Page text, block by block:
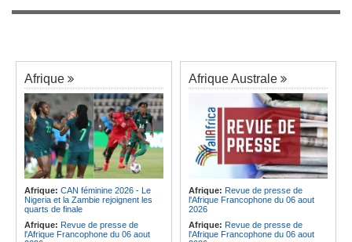
Afrique
Afrique: CAN féminine 2026 - Le
Nigeria et la Zambie rejoignent les
quarts de finale
Afrique: Revue de presse de
l'Afrique Francophone du 06 aout
Afrique Australe
Afrique: Revue de presse de
l'Afrique Francophone du 06 aout
2026
Afrique: Revue de presse de
l'Afrique Francophone du 06 aout